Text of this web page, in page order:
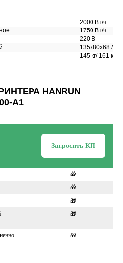
2000 Вт/ч
1750 Вт/ч
220 В
135x80x68 /
145 кг/ 161 кг
HANRUN
A1
Запросить КП
🎁
🎁
🎁
🎁
🎁